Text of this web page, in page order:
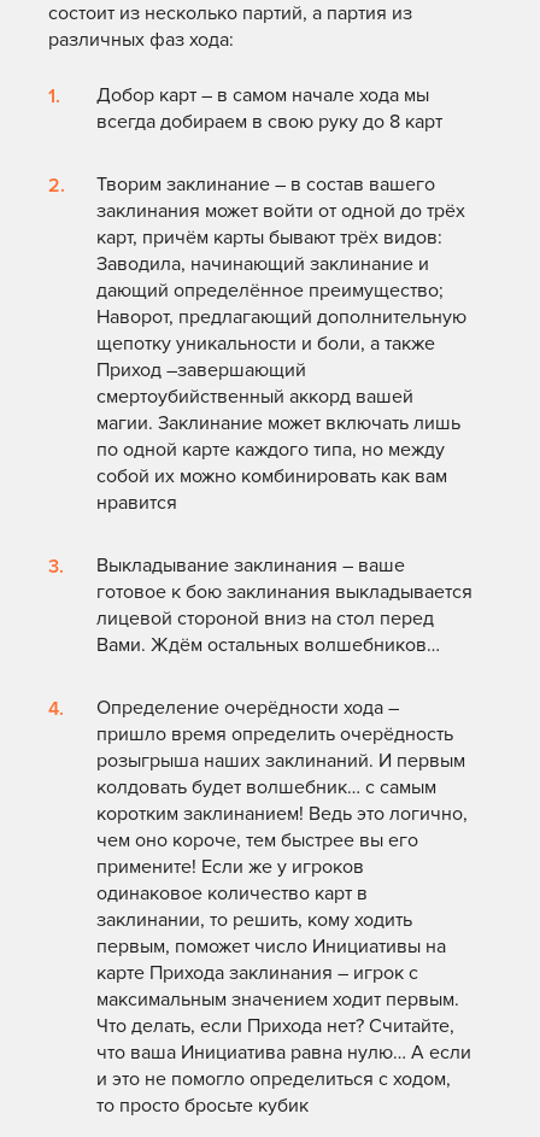
состоит из несколько партий, а партия из
различных фаз хода:
Добор карт – в самом начале хода мы
всегда добираем в свою руку до 8 карт
Творим заклинание – в состав вашего
заклинания может войти от одной до трёх
карт, причём карты бывают трёх видов:
Заводила, начинающий заклинание и
дающий определённое преимущество;
Наворот, предлагающий дополнительную
щепотку уникальности и боли, а также
Приход –завершающий
смертоубийственный аккорд вашей
магии. Заклинание может включать лишь
по одной карте каждого типа, но между
собой их можно комбинировать как вам
нравится
Выкладывание заклинания – ваше
готовое к бою заклинания выкладывается
лицевой стороной вниз на стол перед
Вами. Ждём остальных волшебников…
Определение очерёдности хода –
пришло время определить очерёдность
розыгрыша наших заклинаний. И первым
колдовать будет волшебник… с самым
коротким заклинанием! Ведь это логично,
чем оно короче, тем быстрее вы его
примените! Если же у игроков
одинаковое количество карт в
заклинании, то решить, кому ходить
первым, поможет число Инициативы на
карте Прихода заклинания – игрок с
максимальным значением ходит первым.
Что делать, если Прихода нет? Считайте,
что ваша Инициатива равна нулю… А если
и это не помогло определиться с ходом,
то просто бросьте кубик